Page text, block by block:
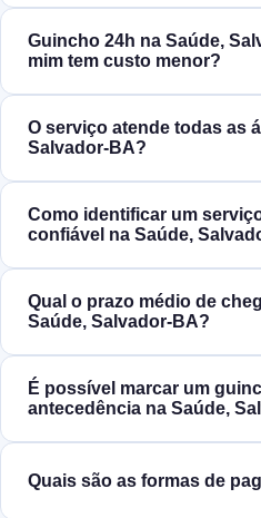
Guincho 24h na Saúde,
mim tem custo menor?
O serviço atende todas as
Salvador‑BA?
Como identificar um
confiável na Saúde,
Qual o prazo médio de
Saúde, Salvador‑BA?
É possível marcar um
antecedência na Saúde,
Quais são as formas de